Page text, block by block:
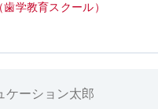
歯学教育スクール）